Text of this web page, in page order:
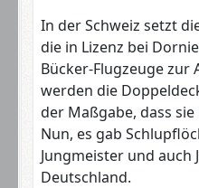
In der Schweiz setzt
die in Lizenz bei
Bücker-Flugzeuge zur
werden die
der Maßgabe, dass
Nun, es gab
Jungmeister und auch
Deutschland.